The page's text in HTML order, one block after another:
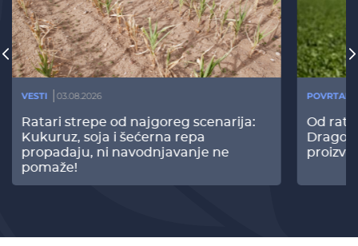
VESTI 03.08.2026
Ratari strepe od najgoreg scenarija:
Kukuruz, soja i šećerna repa
propadaju, ni navodnjavanje ne
pomaže!
Od